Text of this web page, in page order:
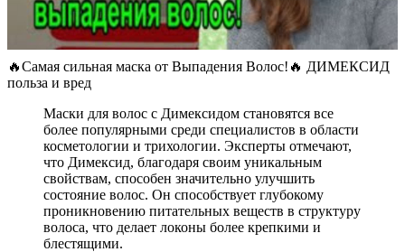
🔥Самая сильная маска от Выпадения Волос!🔥 ДИМЕКСИД
польза и вред
Маски для волос с Димексидом становятся все
более популярными среди специалистов в области
косметологии и трихологии. Эксперты отмечают,
что Димексид, благодаря своим уникальным
свойствам, способен значительно улучшить
состояние волос. Он способствует глубокому
проникновению питательных веществ в структуру
волоса, что делает локоны более крепкими и
блестящими.